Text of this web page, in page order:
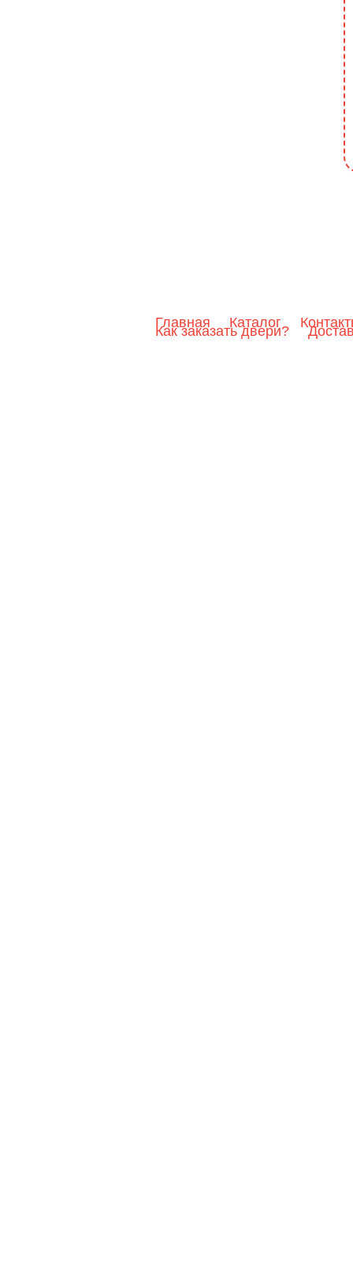
Главная Каталог
Как заказать двери?